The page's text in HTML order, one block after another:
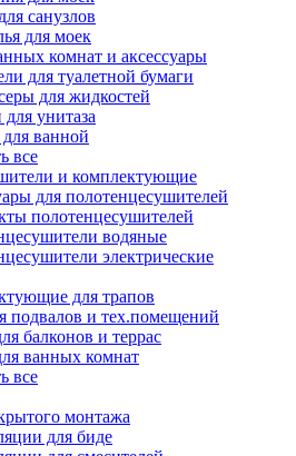
санузлов
для моек
комнат и аксессуары
для туалетной бумаги
для жидкостей
унитаза
для ванной
все
и комплектующие
для полотенцесушителей
полотенцесушителей
водяные
электрические
для трапов
подвалов и тех.помещений
балконов и террас
ванных комнат
все
монтажа
для биде